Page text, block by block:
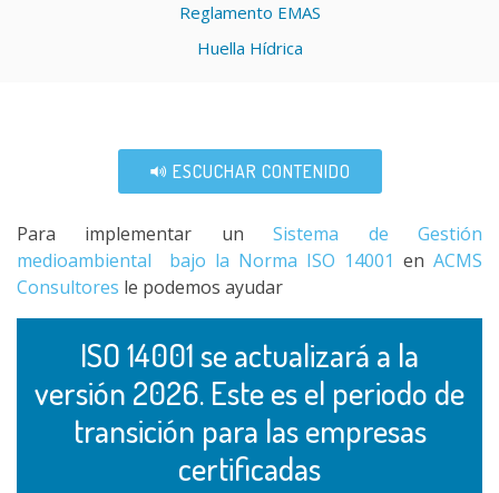
Reglamento EMAS
Huella Hídrica
ESCUCHAR CONTENIDO
Para implementar unSistema de Gestión
medioambiental bajo la Norma ISO 14001 en ACMS
Consultores le podemos ayudar
ISO 14001 se actualizará a la
versión 2026. Este es el periodo de
transición para las empresas
certificadas